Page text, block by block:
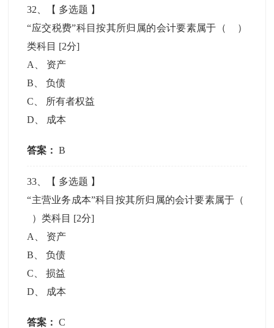
32 、【 多选题 】
“应交税费”科目按其所归属的会计要素属于（ ）
类科目 [2分]
A
资产
B 、负债
C
所有者权益
D
成本
答案： B
33 、【 多选题 】
“主营业务成本”科目按其所归属的会计要素属于（
）类科目 [2分]
A
资产
B 、负债
C 、损益
D
成本
答案： C